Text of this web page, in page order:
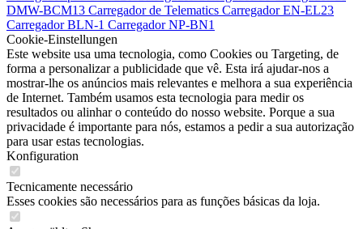
DMW-BCM13 Carregador de Telematics CarregadorEN-EL23
CarregadorBLN-1 CarregadorNP-BN1
Cookie-Einstellungen
Este website usa uma tecnologia, como Cookies ou Targeting, de
forma a personalizar a publicidade que vê. Esta irá ajudar-nos a
mostrar-lhe os anúncios mais relevantes e melhora a sua experiência
de Internet. Também usamos esta tecnologia para medir os
resultados ou alinhar o conteúdo do nosso website. Porque a sua
privacidade é importante para nós, estamos a pedir a sua autorização
para usar estas tecnologias.
Konfiguration
Tecnicamente necessário
Esses cookies são necessários para as funções básicas da loja.